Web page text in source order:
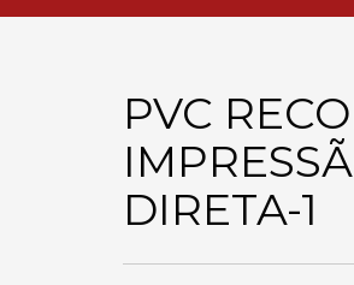
PVC
DIRETA-1